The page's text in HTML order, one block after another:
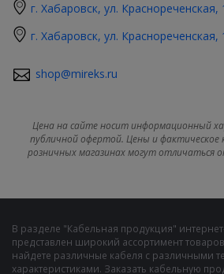
г. Хабаровск, ул. Краснореченская,
г. Хабаровск, ул. Краснореченская,
shop@mireks.ru
Цена на сайте носит информационный
публичной офертой. Цены и фактическое
розничных магазинах могут отличаться
В разделе "Кабельная продукция"
представлен широкий ассортимент
найдете различные кабеля с различными
характеристиками. Заказать кабельную